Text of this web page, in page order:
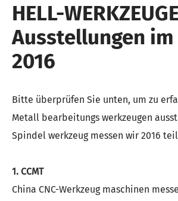
HELL-
Ausstellungen im
2016
Bitte überprüfen Sie unten, um zu
Metall bearbeitungs werkzeugen
Spindel werkzeug messen wir 2016
1. CCMT
China CNC-Werkzeug maschinen messe